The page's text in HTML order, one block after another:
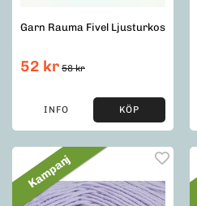
Garn Rauma Fivel Ljusturkos
52 kr 58 kr
INFO KÖP
Kampanj